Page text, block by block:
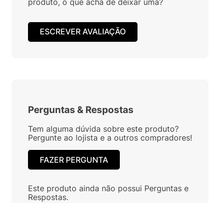
ESCREVER AVALIAÇÃO
Perguntas & Respostas
Tem alguma dúvida sobre este produto?
Pergunte ao lojista e a outros compradores!
FAZER PERGUNTA
Este produto ainda não possui Perguntas e
Respostas.